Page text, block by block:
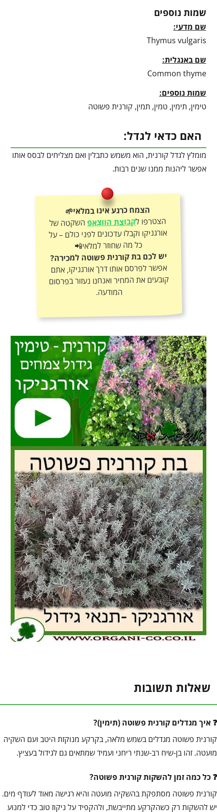
שמות נוספים
שם מדעי:
Thymus vulgaris
שם באנגלית:
Common thyme
שמות נוספים:
טימין, תימין, טמין, תמין, קורנית פשוטה
האם כדאי לגדל:
מומלץ לגדל קורנית, הוא משמש כתבלין ואם מצליחים לבסס אותו
אפשר ליהנות ממנו שנים רבות.
הצמח כרגע אינו במלאי🌱
הצטרפו לקבוצת הווצאפהשקטה של
אורגניקו וקבלו עדכונים לפני כולם – על
כל מה שחוזר למלאי📲
יש לכם בת קורנית פשוטה למכירה?
אפשר לפרסם אותו דרך אורגניקו, אתם
קובעים את המחיר ואנחנו נעזור בפרסום
המודעה.
שאלות תשובות
איך מגדלים קורנית פשוטה (תימין)?
קורנית פשוטה מגדלים בשמש מלאה, בקרקע מנוקזת היטב ועם השקיה
מועטה. זהו בן-שיח רב-שנתי ריחני ועמיד שמתאים גם לגידול בעציץ.
כל כמה זמן להשקות קורנית פשוטה?
קורנית פשוטה מסתפקת בהשקיה מועטה והיא רגישה מאוד לעודף מים.
יש להשקות רק כשהקרקע מתייבשת, ולהקפיד על ניקוז טוב כדי למנוע